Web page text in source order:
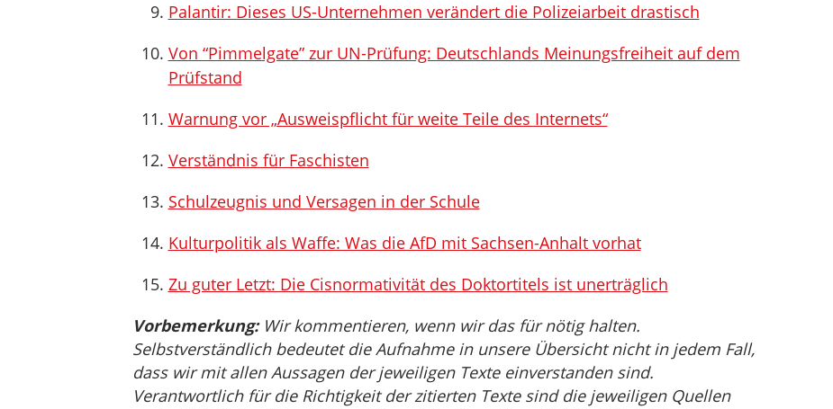
Palantir: Dieses US-Unternehmen verändert die Polizeiarbeit drastisch
Von “Pimmelgate” zur UN-Prüfung: Deutschlands Meinungsfreiheit auf dem
Prüfstand
Warnung vor „Ausweispflicht für weite Teile des Internets“
Verständnis für Faschisten
Schulzeugnis und Versagen in der Schule
Kulturpolitik als Waffe: Was die AfD mit Sachsen-Anhalt vorhat
Zu guter Letzt: Die Cisnormativität des Doktortitels ist unerträglich
Vorbemerkung:Wir kommentieren, wenn wir das für nötig halten.
Selbstverständlich bedeutet die Aufnahme in unsere Übersicht nicht in jedem Fall,
dass wir mit allen Aussagen der jeweiligen Texte einverstanden sind.
Verantwortlich für die Richtigkeit der zitierten Texte sind die jeweiligen Quellen